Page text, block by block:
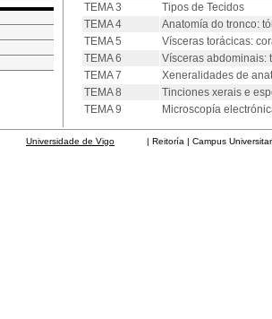
TEMA 3
Tipos de Tecidos
TEMA 4
Anatomía do tronco:
TEMA 5
Vísceras torácicas:
TEMA 6
Vísceras abdominais:
TEMA 7
Xeneralidades de
TEMA 8
Tinciones xerais e
TEMA 9
Microscopía
Universidade de Vigo | Reitoría | Campus Universitario